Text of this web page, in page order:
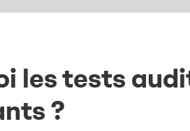
les tests
?